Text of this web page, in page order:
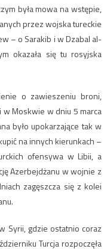
była mowa na wstępie,
przez wojska tureckie
– o Sarakib i w Dzabal al-
okazała się tu rosyjska
o zawieszeniu broni,
Moskwie w dniu 5 marca
było upokarzające tak w
na innych kierunkach –
ofensywa w Libii, a
Azerbejdżanu w wojnie z
zagęszcza się z kolei
Syrii, gdzie ostatnio coraz
Turcja rozpoczęła